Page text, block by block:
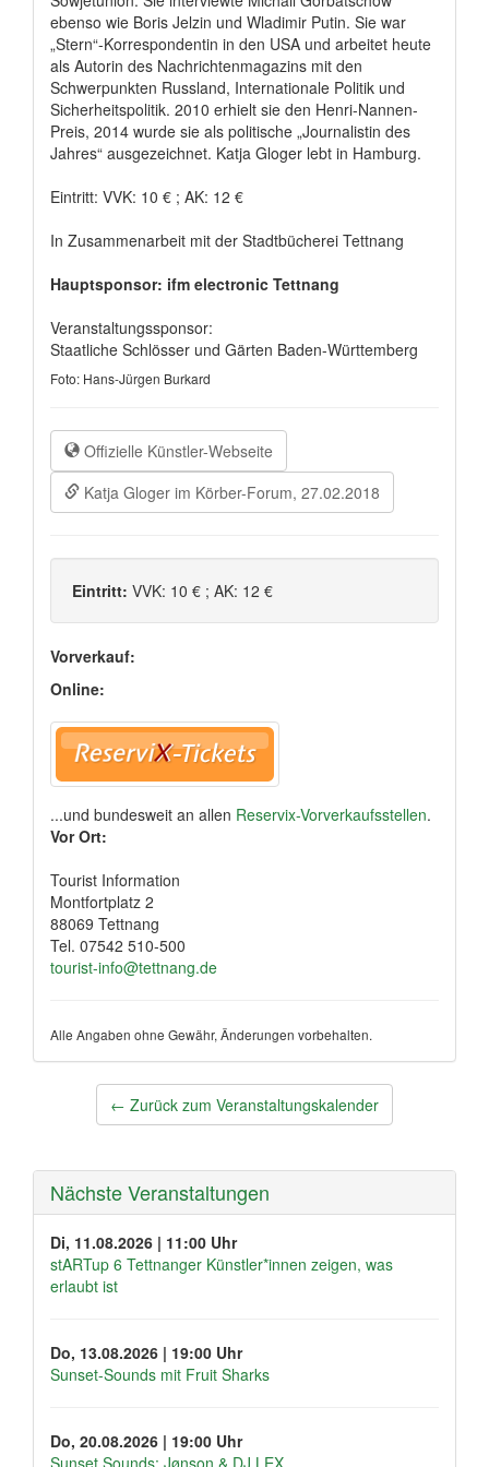
ebenso wie Boris Jelzin und Wladimir Putin. Sie war
„Stern“-Korrespondentin in den USA und arbeitet heute
als Autorin des Nachrichtenmagazins mit den
Schwerpunkten Russland, Internationale Politik und
Sicherheitspolitik. 2010 erhielt sie den Henri-Nannen-
Preis, 2014 wurde sie als politische „Journalistin des
Jahres“ ausgezeichnet. Katja Gloger lebt in Hamburg.
Eintritt: VVK: 10 € ; AK: 12 €
In Zusammenarbeit mit der Stadtbücherei Tettnang
Hauptsponsor: ifm electronic Tettnang
Veranstaltungssponsor:
Staatliche Schlösser und Gärten Baden-Württemberg
Foto: Hans-Jürgen Burkard
Offizielle Künstler-Webseite
Katja Gloger im Körber-Forum, 27.02.2018
Eintritt: VVK: 10 € ; AK: 12 €
Vorverkauf:
Online:
...und bundesweit an allen Reservix-Vorverkaufsstellen.
Vor Ort:
Tourist Information
Montfortplatz 2
88069 Tettnang
Tel. 07542 510-500
tourist-info@tettnang.de
Alle Angaben ohne Gewähr, Änderungen vorbehalten.
Post← Zurück zum Veranstaltungskalender
Nächste Veranstaltungen
Di, 11.08.2026 | 11:00 Uhr
stARTup 6 Tettnanger Künstler*innen zeigen, was
erlaubt ist
Do, 13.08.2026 | 19:00 Uhr
Sunset-Sounds mit Fruit Sharks
Do, 20.08.2026 | 19:00 Uhr